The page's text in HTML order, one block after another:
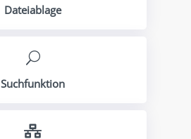
Dateiablage
U
Suchfunktion
